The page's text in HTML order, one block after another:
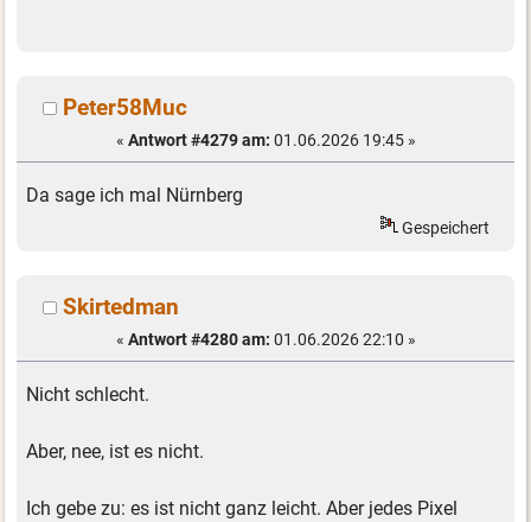
Peter58Muc
« Antwort #4279 am: 01.06.2026 19:45 »
Da sage ich mal Nürnberg
Gespeichert
Skirtedman
« Antwort #4280 am: 01.06.2026 22:10 »
Nicht schlecht.
Aber, nee, ist es nicht.
Ich gebe zu: es ist nicht ganz leicht. Aber jedes Pixel